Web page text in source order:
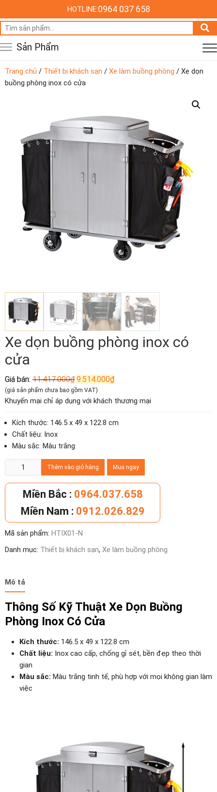
HOTLINE:0964 037 658
Tìm
kiếm:
Sản Phẩm
Trang chủ / Thiết bị khách sạn / Xe làm buồng phòng / Xe dọn
buồng phòng inox có cửa
Xe dọn buồng phòng inox có
cửa
Giá bán: 11.417.000₫ Giá
gốc
là:
11.417.000₫.
9.514.000₫Giá
hiện
là:
(giá sản phẩm chưa bao gồm VAT)
Khuyến mại chỉ áp dụng với khách thương mại
Kích thước: 146.5 x 49 x 122.8 cm
Chất liệu: Inox
Màu sắc: Màu trắng
dọn
buồng
phòng
có
cửa
số
Thêm vào giỏ hàng Mua ngay
Miền Bắc : 0964.037.658
Miền Nam : 0912.026.829
Mã sản phẩm: HTIX01-N
Danh mục: Thiết bị khách sạn, Xe làm buồng phòng
Mô tả
Thông Số Kỹ Thuật Xe Dọn Buồng
Phòng Inox Có Cửa
Kích thước: 146.5 x 49 x 122.8 cm
Chất liệu: Inox cao cấp, chống gỉ sét, bền đẹp theo thời
gian
Màu sắc: Màu trắng tinh tế, phù hợp với mọi không gian làm
việc